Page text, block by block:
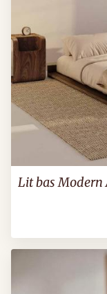
Lit bas Modern